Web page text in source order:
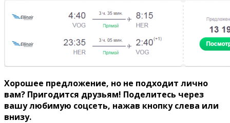
Хорошее предложение, но не подходит лично
вам? Пригодится друзьям! Поделитесь через
вашу любимую соцсеть, нажав кнопку слева или
внизу.